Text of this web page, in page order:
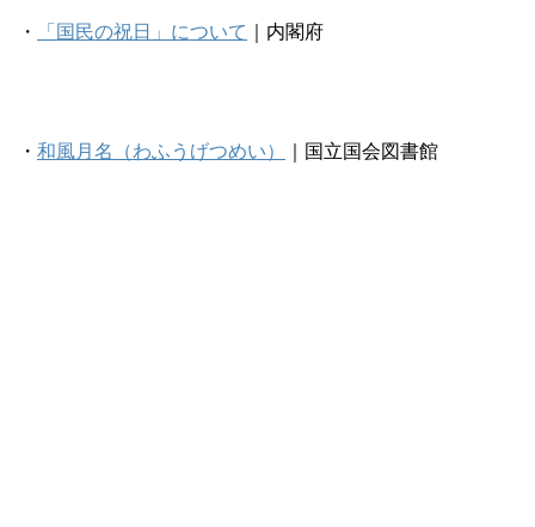
・ 「国民の祝日」について ｜内閣府
・ 和風月名（わふうげつめい） ｜国立国会図書館